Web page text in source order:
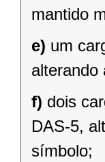
mantido
e) um
alterando
f) dois
DAS-5,
símbolo;